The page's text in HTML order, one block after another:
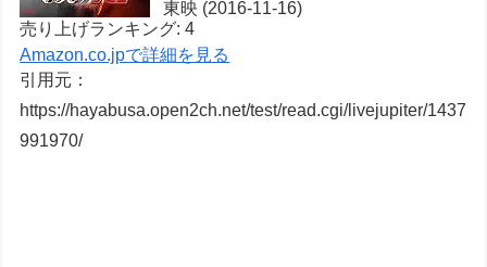
東映 (2016-11-16)
売り上げランキング: 4
Amazon.co.jpで詳細を見る
引用元：
https://hayabusa.open2ch.net/test/read.cgi/livejupiter/1437
991970/